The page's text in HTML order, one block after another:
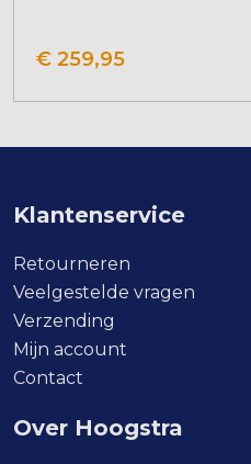
€ 259,95
Klantenservice
Retourneren
Veelgestelde vragen
Verzending
Mijn account
Contact
Over Hoogstra